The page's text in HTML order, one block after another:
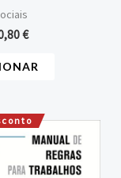
€
O
preço
atual
é: